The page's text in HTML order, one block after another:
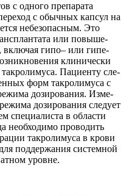
с одного препа­рата
с обыч­ных кап­сул на
небез­опас­ным. Это
или повыше­
гипо– или гипе­
кли­ни­че­ски
Паци­енту сле­
форм такро­лимуса с
дози­ро­ва­ния. Изме­
дози­ро­ва­ния сле­дует
спе­ци­а­ли­ста в обла­сти
необ­хо­димо про­во­дить
такро­лимуса в крови
под­дер­жа­ния систем­ной
уровне.